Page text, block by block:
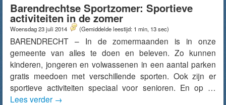
Barendrechtse Sportzomer: Sportieve
activiteiten in de zomer
Woensdag 23 juli 2014 (Gemiddelde leestijd: 1 min, 13 sec)
BARENDRECHT – In de zomermaanden is in onze
gemeente van alles te doen en beleven. Zo kunnen
kinderen, jongeren en volwassenen in een aantal parken
gratis meedoen met verschillende sporten. Ook zijn er
sportieve activiteiten speciaal voor senioren. En op …
Lees verder →